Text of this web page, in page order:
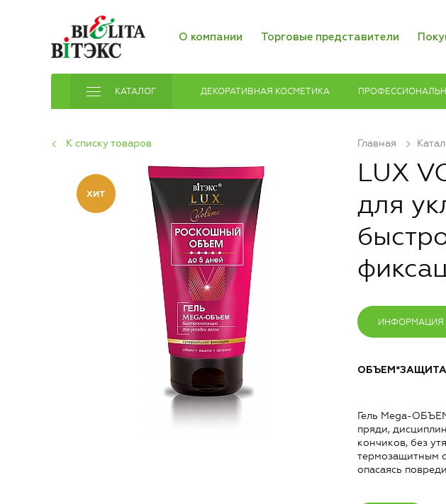
О компании Торговые представители
КАТАЛОГ ДЕКОРАТИВНАЯ КОСМЕТИКА
Главная
К списку товаров
LUX
для
ИНФОРМАЦИЯ
Гель Mega-
пряди,
кончиков, без
термозащитным
опасаясь